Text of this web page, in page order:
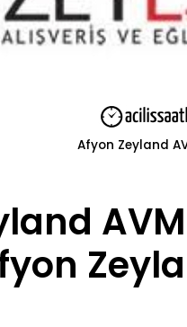
Afyon Zeyland